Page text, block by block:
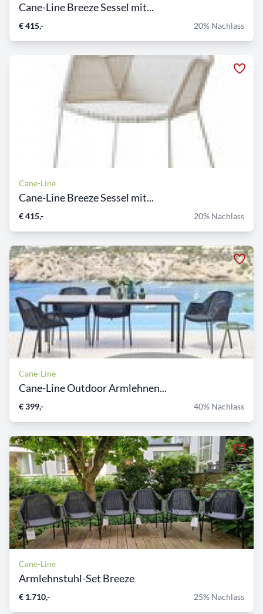
Cane-Line Breeze Sessel mit...
€ 415,- 20% Nachlass
Cane-Line
Cane-Line Breeze Sessel mit...
€ 415,- 20% Nachlass
Cane-Line
Cane-Line Outdoor Armlehnen...
€ 399,- 40% Nachlass
Cane-Line
Armlehnstuhl-Set Breeze
€ 1.710,- 25% Nachlass